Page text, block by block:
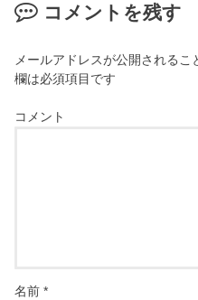
コメントを残す
メールアドレスが公開されるこ
欄は必須項目です
コメント
名前*